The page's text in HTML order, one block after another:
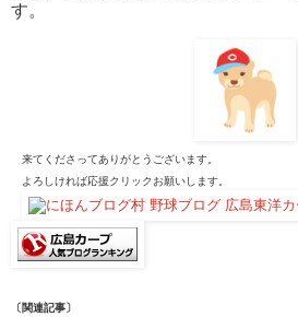
す。
来てくださってありがとうございます。
よろしければ応援クリックお願いします。
〔関連記事〕